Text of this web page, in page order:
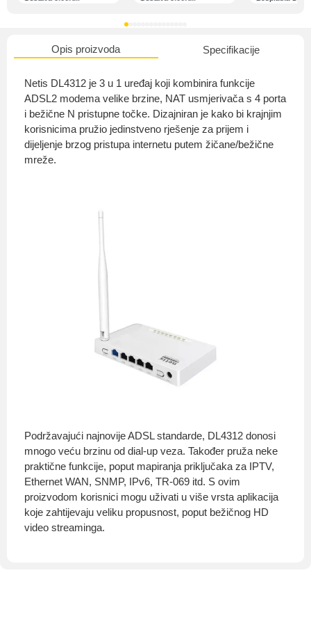
Opis proizvoda Specifikacije
Netis DL4312 je 3 u 1 uređaj koji kombinira funkcije
ADSL2 modema velike brzine, NAT usmjerivača s 4 porta
i bežične N pristupne točke. Dizajniran je kako bi krajnjim
korisnicima pružio jedinstveno rješenje za prijem i
dijeljenje brzog pristupa internetu putem žičane/bežične
mreže.
Podržavajući najnovije ADSL standarde, DL4312 donosi
mnogo veću brzinu od dial-up veza. Također pruža neke
praktične funkcije, poput mapiranja priključaka za IPTV,
Ethernet WAN, SNMP, IPv6, TR-069 itd. S ovim
proizvodom korisnici mogu uživati u više vrsta aplikacija
koje zahtijevaju veliku propusnost, poput bežičnog HD
video streaminga.
O nama
Privatnost kupca